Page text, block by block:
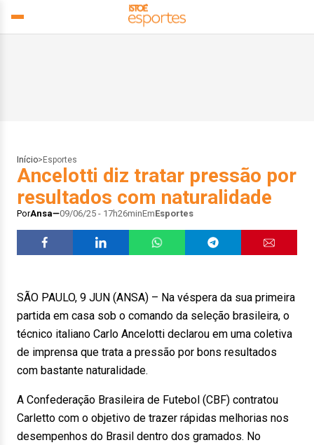
Início> Esportes
Ancelotti diz tratar pressão por
resultados com naturalidade
PorAnsa 09/06/25 - 17h26minEmEsportes
SÃO PAULO, 9 JUN (ANSA) – Na véspera da sua primeira
partida em casa sob o comando da seleção brasileira, o
técnico italiano Carlo Ancelotti declarou em uma coletiva
de imprensa que trata a pressão por bons resultados
com bastante naturalidade.
A Confederação Brasileira de Futebol (CBF) contratou
Carletto com o objetivo de trazer rápidas melhorias nos
desempenhos do Brasil dentro dos gramados. No